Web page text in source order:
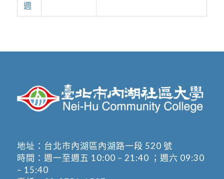
週
地址： 台北市內湖區內湖路一段 520 號
時間：週一至週五 10:00 – 21:40 ；週六 09:30
– 15:40